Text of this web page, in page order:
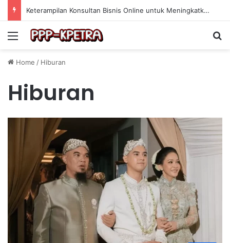
Keterampilan Konsultan Bisnis Online untuk Meningkatkan Pendapatan Berdasarkan Pengalaman Praktis
Menu
Home / Hiburan
Hiburan